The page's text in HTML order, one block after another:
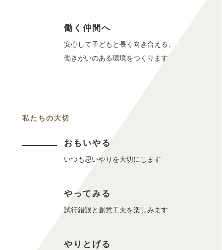
働く仲間へ
安心して子どもと長く向き合える、
働きがいのある環境をつくります
私たちの大切
おもいやる
いつも思いやりを大切にします
やってみる
試行錯誤と創意工夫を楽しみます
やりとげる